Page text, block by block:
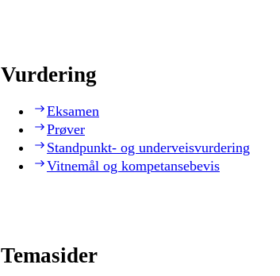
Vurdering
Eksamen
Prøver
Standpunkt- og underveisvurdering
Vitnemål og kompetansebevis
Temasider